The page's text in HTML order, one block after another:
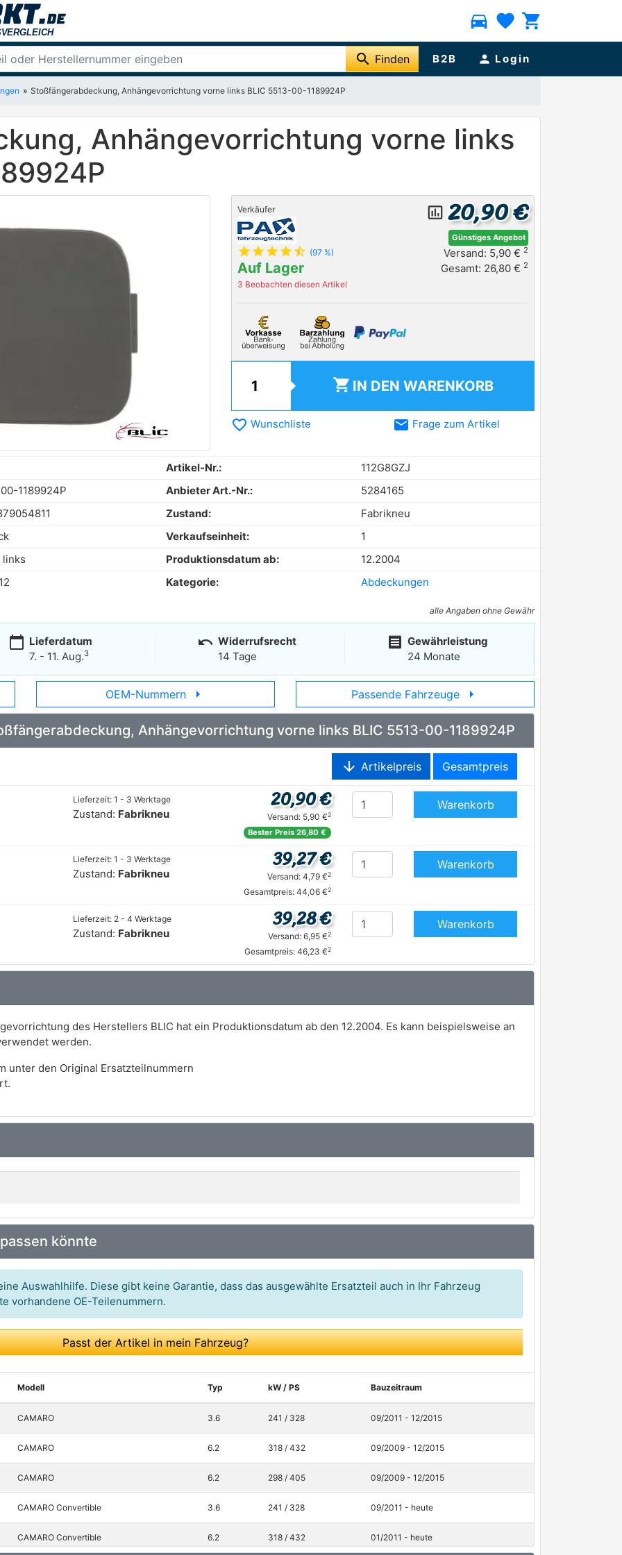
directions_car favorite shopping_cart
search Finden B2B person Login
Stoßfängerabdeckung, Anhängevorrichtung vorne links BLIC 5513-00-1189924P
Anhängevorrichtung vorne links
Verkäufer
star star star star star_half (97 %)
Auf Lager
3 Beobachten diesen Artikel
insert_chart_outlined 20,90 €
Günstiges Angebot
Versand: 5,90 € 2
Gesamt: 26,80 € 2
shopping_cart IN DEN WARENKORB
favorite_border Wunschliste email Frage zum Artikel
Artikel-Nr.:
112G8GZJ
1189924P Anbieter Art.-Nr.:
5284165
Zustand:
Fabrikneu
Verkaufseinheit:
1
links Produktionsdatum ab:
12.2004
Kategorie: Abdeckungen
alle Angaben ohne Gewähr
calendar_today Lieferdatum
7. - 11. Aug.3
undo Widerrufsrecht
14 Tage
receipt Gewährleistung
24 Monate
OEM-Nummern arrow_right Passende Fahrzeuge arrow_right
Anhängevorrichtung vorne links BLIC 5513-00-1189924P
arrow_downward Artikelpreis Gesamtpreis
Lieferzeit: 1 - 3 Werktage
Zustand: Fabrikneu
20,90 €
Versand: 5,90 €2
Bester Preis 26,80 €
Warenkorb
Lieferzeit: 1 - 3 Werktage
Zustand: Fabrikneu
39,27 €
Versand: 4,79 €2
Gesamtpreis: 44,06 €2
Warenkorb
Lieferzeit: 2 - 4 Werktage
Zustand: Fabrikneu
39,28 €
Versand: 6,95 €2
Gesamtpreis: 46,23 €2
Warenkorb
des Herstellers BLIC hat ein Produktionsdatum ab den 12.2004. Es kann beispielsweise an
werden.
unter den Original Ersatzteilnummern
könnte
Auswahlhilfe. Diese gibt keine Garantie, dass das ausgewählte Ersatzteil auch in Ihr Fahrzeug
vorhandene OE-Teilenummern.
Passt der Artikel in mein Fahrzeug?
Modell Typ kW / PS Bauzeitraum
CAMARO 3.6 241 / 328 09/2011 - 12/2015
CAMARO 6.2 318 / 432 09/2009 - 12/2015
CAMARO 6.2 298 / 405 09/2009 - 12/2015
CAMARO Convertible 3.6 241 / 328 09/2011 - heute
CAMARO Convertible 6.2 318 / 432 01/2011 - heute